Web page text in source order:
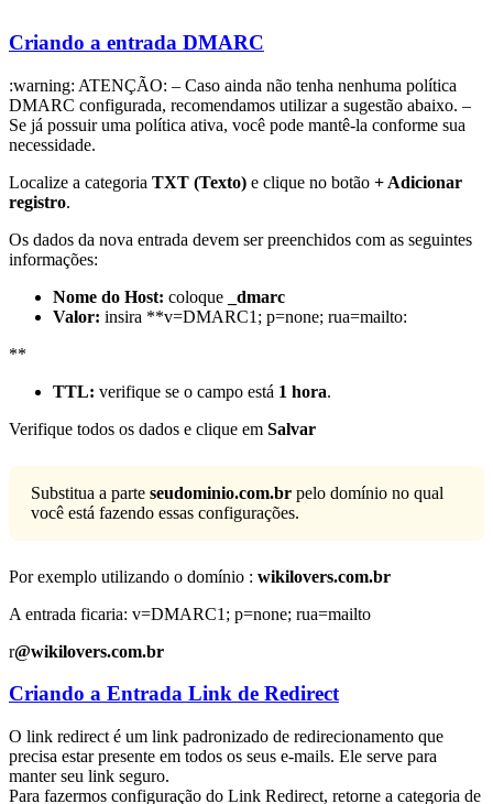
Criando a entrada DMARC
:warning: ATENÇÃO: – Caso ainda não tenha nenhuma política
DMARC configurada, recomendamos utilizar a sugestão abaixo. –
Se já possuir uma política ativa, você pode mantê-la conforme sua
necessidade.
Localize a categoria TXT (Texto) e clique no botão + Adicionar
registro.
Os dados da nova entrada devem ser preenchidos com as seguintes
informações:
Nome do Host: coloque
_dmarc
Valor: insira **v=DMARC1; p=none; rua=mailto:
**
TTL: verifique se o campo está 1 hora.
Verifique todos os dados e clique em Salvar
Substitua a parte seudominio.com.br pelo domínio no qual
você está fazendo essas configurações.
Por exemplo utilizando o domínio : wikilovers.com.br
A entrada ficaria: v=DMARC1; p=none; rua=mailto
r@wikilovers.com.br
Criando a Entrada Link de Redirect
O link redirect é um link padronizado de redirecionamento que
precisa estar presente em todos os seus e-mails. Ele serve para
manter seu link seguro.
Para fazermos configuração do Link Redirect, retorne a categoria de